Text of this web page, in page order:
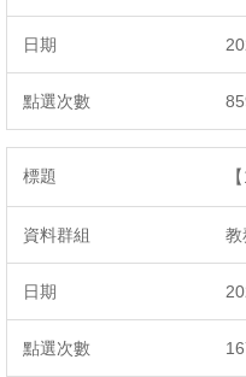
學生營隊
媒體報導
教